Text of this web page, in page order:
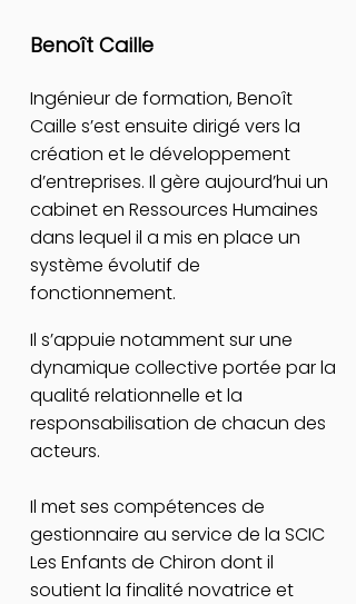
Benoît Caille
Ingénieur de formation, Benoît
Caille s’est ensuite dirigé vers la
création et le développement
d’entreprises. Il gère aujourd’hui un
cabinet en Ressources Humaines
dans lequel il a mis en place un
système évolutif de
fonctionnement.
Il s’appuie notamment sur une
dynamique collective portée par la
qualité relationnelle et la
responsabilisation de chacun des
acteurs.
Il met ses compétences de
gestionnaire au service de la SCIC
Les Enfants de Chiron dont il
soutient la finalité novatrice et